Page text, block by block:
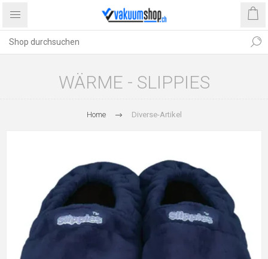
WÄRME - SLIPPIES
Home Diverse-Artikel